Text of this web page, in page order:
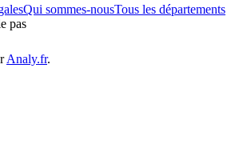
Qui sommes-nousTous les départements
pas
Analy.fr.